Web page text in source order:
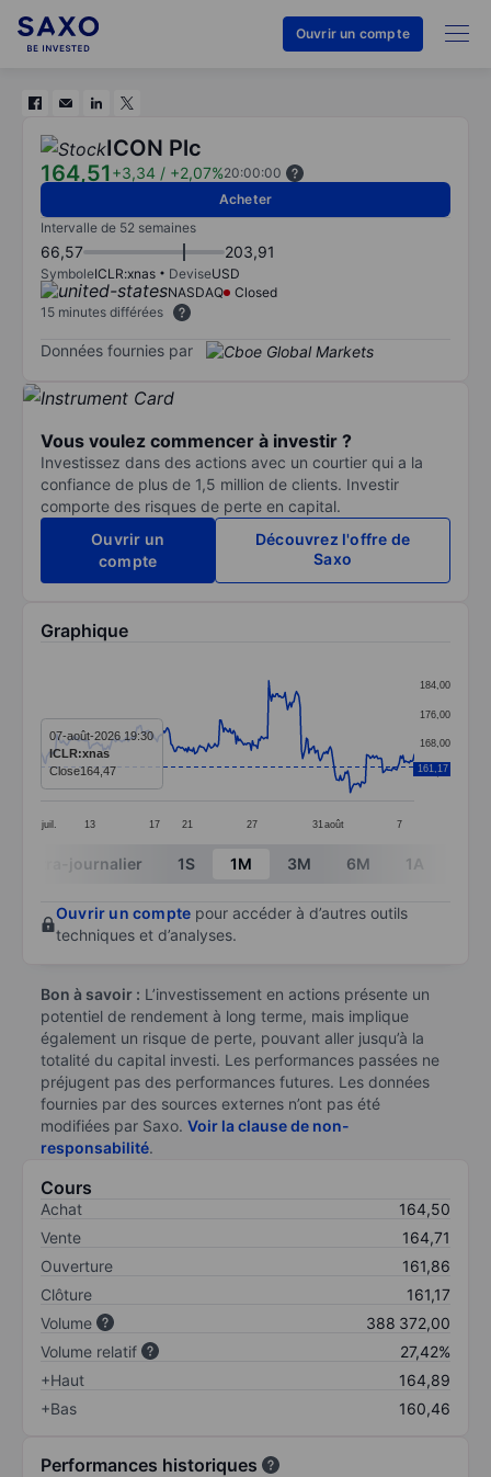
Ouvrir un compte
ICON Plc
164,51+3,34 / +2,07%20:00:00
Acheter
Intervalle de 52 semaines
66,57 203,91
SymboleICLR:xnas DeviseUSD
NASDAQ
Closed
15 minutes différées
Données fournies par
Vous voulez commencer à investir ?
Investissez dans des actions avec un courtier qui a la
confiance de plus de 1,5 million de clients. Investir
comporte des risques de perte en capital.
Ouvrir un
compte
Découvrez l'offre de
Saxo
Graphique
Line chart with 299 data points.
The chart has 1 X axis displaying categories.
The chart has 1 Y axis displaying values. Data ranges
juil. 13 17 21 27 31 août 7
160,00
168,00
176,00
184,00
161,17
07-août-2026 19:30
ICLR:xnas
Close164,47
End of interactive chart.
Intra-journalier 1S 1M 3M 6M 1A
Ouvrir un compte pour accéder à d’autres outils
techniques et d’analyses.
Bon à savoir : L’investissement en actions présente un
potentiel de rendement à long terme, mais implique
également un risque de perte, pouvant aller jusqu’à la
totalité du capital investi. Les performances passées ne
préjugent pas des performances futures. Les données
fournies par des sources externes n’ont pas été
modifiées par Saxo. Voir la clause de non-
responsabilité.
Cours
Achat
164,50
Vente
164,71
Ouverture
161,86
Clôture
161,17
Volume
388 372,00
Volume relatif
27,42%
+Haut
164,89
+Bas
160,46
Performances historiques